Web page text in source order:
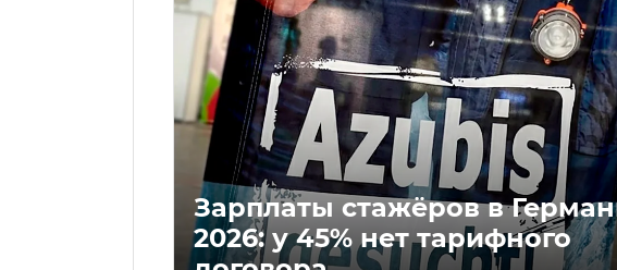
Зарплаты стажёров в
2026: у 45% нет тарифного